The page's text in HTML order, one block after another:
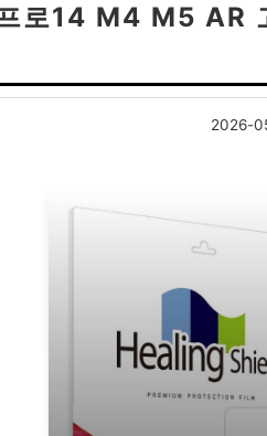
로14 M4 M5 AR
2026-